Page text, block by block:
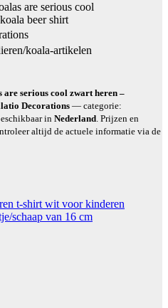
are serious cool
beer shirt
koala-artikelen
are serious cool zwart heren –
Decorations — categorie:
in Nederland. Prijzen en
altijd de actuele informatie via de
t-shirt wit voor kinderen
schaap van 16 cm